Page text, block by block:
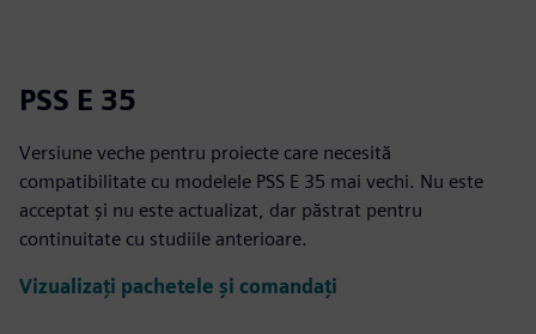
PSS E 35
Versiune veche pentru proiecte care necesită
compatibilitate cu modelele PSS E 35 mai vechi. Nu este
acceptat și nu este actualizat, dar păstrat pentru
continuitate cu studiile anterioare.
Vizualizați pachetele și comandați